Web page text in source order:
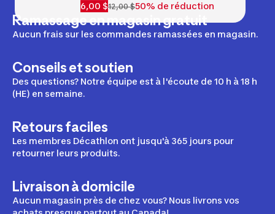
6,00 $12,00 $50% de réduction
Ramassage en magasin gratuit
Aucun frais sur les commandes ramassées en magasin.
Conseils et soutien
Des questions? Notre équipe est à l'écoute de 10 h à 18 h
(HE) en semaine.
Retours faciles
Les membres Décathlon ont jusqu'à 365 jours pour
retourner leurs produits.
Livraison à domicile
Aucun magasin près de chez vous? Nous livrons vos